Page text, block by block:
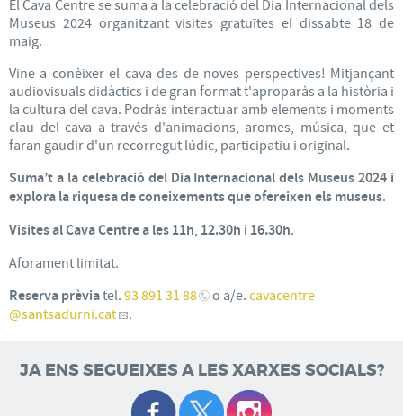
El Cava Centre se suma a la celebració del Dia Internacional dels
Museus 2024 organitzant visites gratuïtes el dissabte 18 de
maig.
Vine a conèixer el cava des de noves perspectives! Mitjançant
audiovisuals didàctics i de gran format t'aproparàs a la història i
la cultura del cava. Podràs interactuar amb elements i moments
clau del cava a través d'animacions, aromes, música, que et
faran gaudir d'un recorregut lúdic, participatiu i original.
Suma’t a la celebració del Dia Internacional dels Museus 2024 i
explora la riquesa de coneixements que ofereixen els museus.
Visites al Cava Centre a les 11h, 12.30h i 16.30h.
Aforament limitat.
Reserva prèviatel. 93 891 31 88 o a/e. cavacentre
@santsadurni.cat
.
JA ENS SEGUEIXES A LES XARXES SOCIALS?